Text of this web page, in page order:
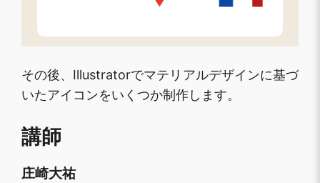
その後、Illustratorでマテリアルデザインに基づ
いたアイコンをいくつか制作します。
講師
庄崎大祐